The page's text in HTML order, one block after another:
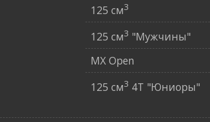
125 см3
125 см3 "Мужчины"
MX Open
125 см3 4Т "Юниоры"